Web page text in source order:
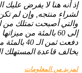
إذ أنه هنا لا يفرض عليك
لشراء منتجه, وإن لم تكن
إلى 60 بالمئة من
دفعت ثمن
يخالف قاعدة المستهلك
لمزيد من المعلومات